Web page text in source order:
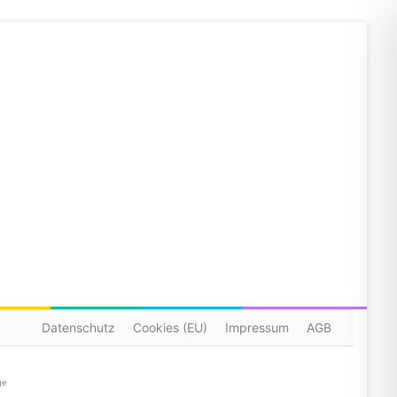
Datenschutz Cookies (EU) Impressum AGB